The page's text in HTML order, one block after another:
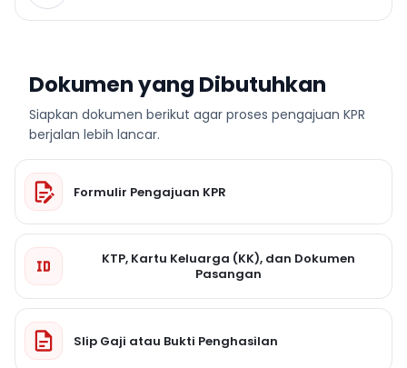
Dokumen yang Dibutuhkan
Siapkan dokumen berikut agar proses pengajuan KPR
berjalan lebih lancar.
Formulir Pengajuan KPR
KTP, Kartu Keluarga (KK), dan Dokumen
Pasangan
Slip Gaji atau Bukti Penghasilan